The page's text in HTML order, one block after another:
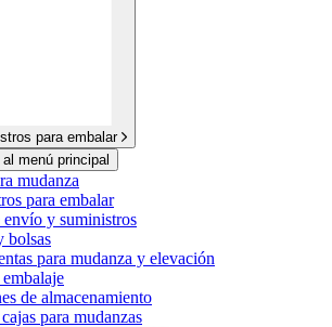
para embalar
menú principal
mudanza
para embalar
envío y suministros
bolsas
para mudanza y elevación
de almacenamiento
para mudanzas